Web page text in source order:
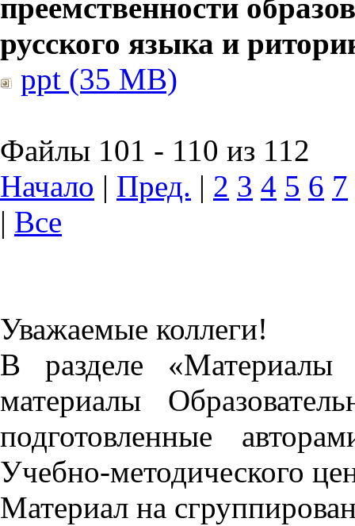
преемственности
русского языка и
ppt (35 MB)
Файлы 101 - 110 из 112
Начало | Пред. | 2 3 4 5 6 7
| Все
Уважаемые коллеги!
В разделе «Материалы
материалы
подготовленные
Учебно-методического
Материал на